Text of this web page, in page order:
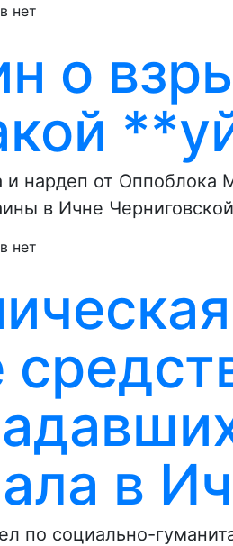
нет
о
и нардеп от
в Ичне
нет
в
по социально-